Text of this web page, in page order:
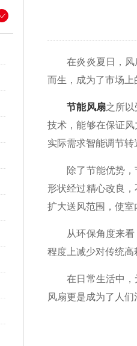
在炎炎夏日，风扇
而生，成为了市场上
节能风扇之所以
技术，能够在保证
实际需求智能调节
除了节能优势，节
形状经过精心改良
扩大送风范围，使
从环保角度来看，
程度上减少对传统
在日常生活中，无
风扇更是成为了人